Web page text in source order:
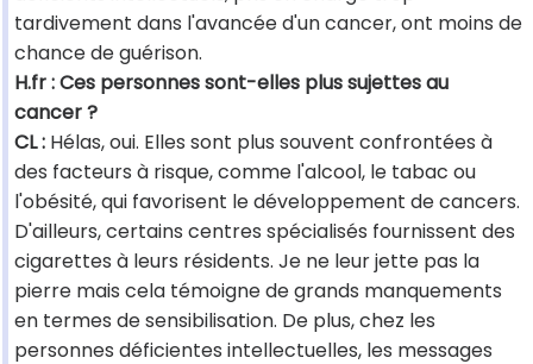
tardivement dans l'avancée d'un cancer, ont moins de
chance de guérison.
H.fr : Ces personnes sont-elles plus sujettes au
cancer ?
CL : Hélas, oui. Elles sont plus souvent confrontées à
des facteurs à risque, comme l'alcool, le tabac ou
l'obésité, qui favorisent le développement de cancers.
D'ailleurs, certains centres spécialisés fournissent des
cigarettes à leurs résidents. Je ne leur jette pas la
pierre mais cela témoigne de grands manquements
en termes de sensibilisation. De plus, chez les
personnes déficientes intellectuelles, les messages